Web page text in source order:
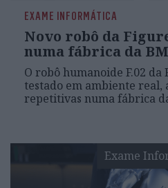
EXAME INFORMÁTICA
Novo robô da
numa fábrica da
O robô humanoide F.02 da
testado em ambiente real,
repetitivas numa fábrica
Exame